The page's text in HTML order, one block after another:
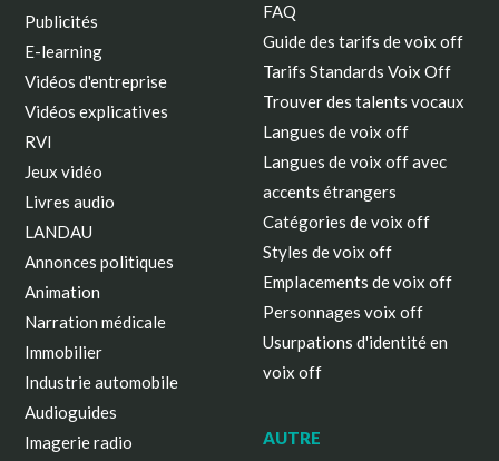
Publicités
E-learning
Vidéos d'entreprise
Vidéos explicatives
RVI
Jeux vidéo
Livres audio
LANDAU
Annonces politiques
Animation
Narration médicale
Immobilier
Industrie automobile
Audioguides
Imagerie radio
FAQ
Guide des tarifs de voix off
Tarifs Standards Voix Off
Trouver des talents vocaux
Langues de voix off
Langues de voix off avec
accents étrangers
Catégories de voix off
Styles de voix off
Emplacements de voix off
Personnages voix off
Usurpations d'identité en
voix off
AUTRE